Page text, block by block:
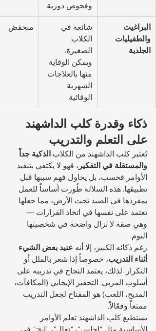
وفحوص دورية.
البراغيث
والطفيليات
الجلدية
شائعة في
الكلاب
الصغيرة،
ويمكن الوقاية
منها بالعلاجات
الشهرية
الوقائية.
منخفض
ذكاء وقدرة كلب الداشهند
على التعلم والتدريب
يُعتبر كلب الداشهند من الكلاب الذكية جداً
والمستقلة في التفكير ، فهو لا يكتفي بتنفيذ
الأوامر فحسب، بل يحاول فهم سببها قبل
تطبيقها. هذه السلالة طُورت أساساً للعمل
بمفردها في الصيد تحت الأرض، مما جعلها
تعتمد على نفسها في اتخاذ القرارات —
وهي صفة لا تزال واضحة في شخصيتها
اليوم.
رغم ذكائه الكبير، إلا أنه عنيد بعض الشيء
أثناء التدريب، خصوصاً إذا شعر بالملل أو
التكرار. لذلك، يعتمد النجاح في تدريبه على
أسلوب المربي. التحفيز الإيجابي (المكافآت،
المديح، اللعب) هو المفتاح لجعل التدريب
ممتعاً وفعّالاً.
يستطيع كلب الداشهند تعلم الأوامر